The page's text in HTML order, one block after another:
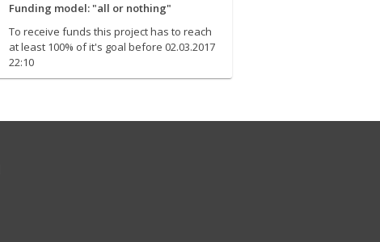
Funding model: "all or nothing"
To receive funds this project has to reach
at least 100% of it's goal before 02.03.2017
22:10